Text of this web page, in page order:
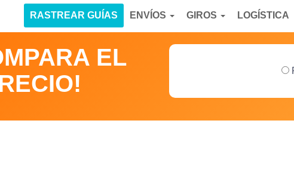
LOGÍSTICA
GIROS
ENVÍOS
RASTREAR GUÍAS
EL